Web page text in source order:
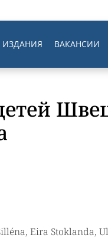
ВАКАНСИИ
Eira Stoklanda,